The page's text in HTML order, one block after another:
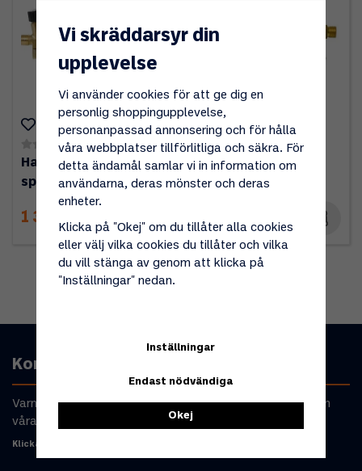
(0)
Handtag med
sparlågeventil
1 315 kr
(0)
Lödhandtag m
piezotändning
1 950 kr
Kontakta oss
Varmt välkommen att kontakta oss om du har frågor om
våra produkter eller din beställning.
Klicka här för att komma till kontaktformulär
Vi skräddarsyr din
upplevelse
Vi använder cookies för att ge dig en
personlig shoppingupplevelse,
personanpassad annonsering och för hålla
våra webbplatser tillförlitliga och säkra. För
detta ändamål samlar vi in information om
användarna, deras mönster och deras
enheter.
Klicka på "Okej" om du tillåter alla cookies
eller välj vilka cookies du tillåter och vilka
du vill stänga av genom att klicka på
"Inställningar" nedan.
Inställningar
Endast nödvändiga
Okej